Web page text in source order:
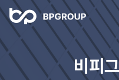
비피